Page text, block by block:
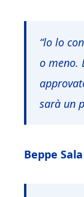
“lo lo
o meno.
sarà un
Beppe Sala